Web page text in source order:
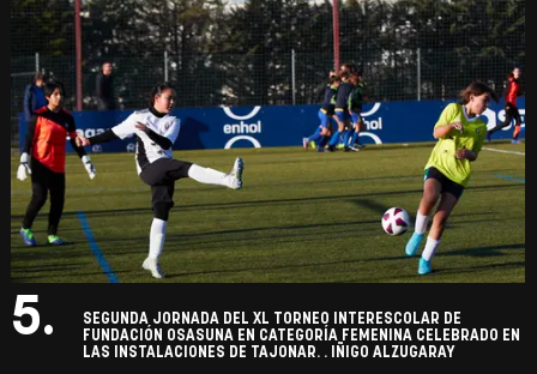
5.
SEGUNDA JORNADA DEL XL TORNEO INTERESCOLAR DE
FUNDACIÓN OSASUNA EN CATEGORÍA FEMENINA CELEBRADO EN
LAS INSTALACIONES DE TAJONAR. . IÑIGO ALZUGARAY